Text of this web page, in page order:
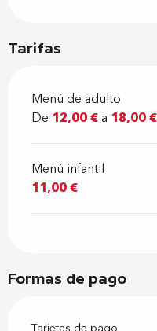
Tarifas
Menú de adulto
De 12,00 €a 18,00 €
Menú infantil
11,00 €
Formas de pago